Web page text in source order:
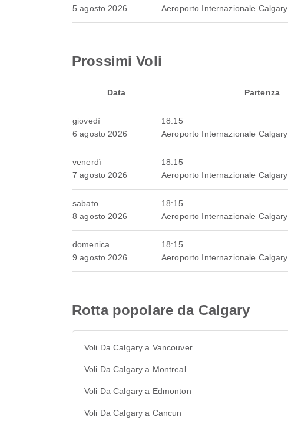
5 agosto 2026
Aeroporto Internazionale Calgary
Prossimi Voli
Data Partenza
giovedì
6 agosto 2026
18:15
Aeroporto Internazionale Calgary
venerdì
7 agosto 2026
18:15
Aeroporto Internazionale Calgary
sabato
8 agosto 2026
18:15
Aeroporto Internazionale Calgary
domenica
9 agosto 2026
18:15
Aeroporto Internazionale Calgary
Rotta popolare da Calgary
Voli Da Calgary a Vancouver
Voli Da Calgary a Montreal
Voli Da Calgary a Edmonton
Voli Da Calgary a Cancun